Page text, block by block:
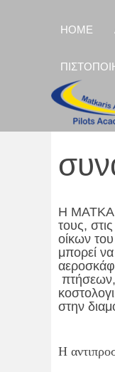
HOME
Η
τους,
οίκων
μπορεί
πτήσεων,
στην
Η